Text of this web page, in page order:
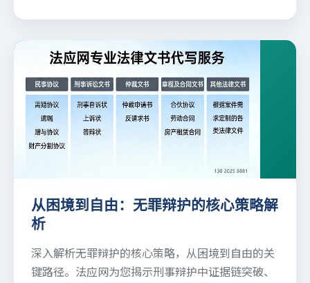
从困境到自由：无罪辩护的核心策略解
析
深入解析无罪辩护的核心策略，从困境到自由的关
键路径。法应网为您揭示刑事辩护中证据链突破、